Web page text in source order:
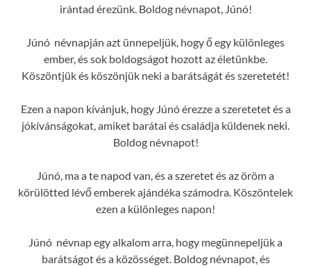
irántad érezünk. Boldog névnapot, Júnó!
Júnó névnapján azt ünnepeljük, hogy ő egy különleges
ember, és sok boldogságot hozott az életünkbe.
Köszöntjük és köszönjük neki a barátságát és szeretetét!
Ezen a napon kívánjuk, hogy Júnó érezze a szeretetet és a
jókívánságokat, amiket barátai és családja küldenek neki.
Boldog névnapot!
Júnó, ma a te napod van, és a szeretet és az öröm a
körülötted lévő emberek ajándéka számodra. Köszöntelek
ezen a különleges napon!
Júnó névnap egy alkalom arra, hogy megünnepeljük a
barátságot és a közösséget. Boldog névnapot, és